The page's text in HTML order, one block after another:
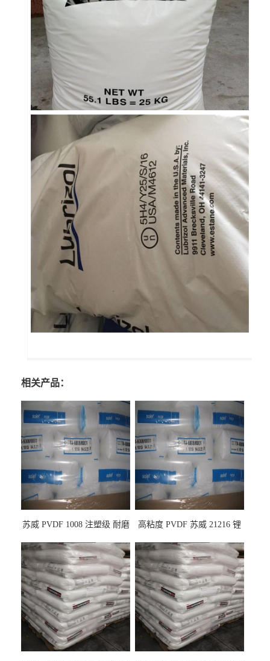
相关产品：
苏威 PVDF 1008 注塑级 耐磨
龙
高粘度 PVDF 苏威 21216 锂